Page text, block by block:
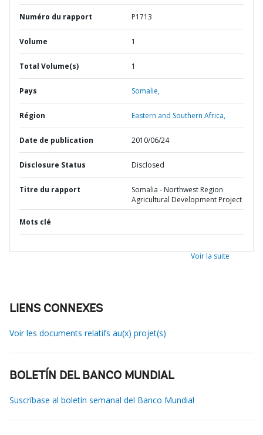
Numéro du rapport P1713
Volume 1
Total Volume(s) 1
Pays Somalie,
Région Eastern and Southern Africa,
Date de publication 2010/06/24
Disclosure Status Disclosed
Titre du rapport
Somalia - Northwest Region
Agricultural Development Project
Mots clé
Voir la suite
LIENS CONNEXES
Voir les documents relatifs au(x) projet(s)
BOLETÍN DEL BANCO MUNDIAL
Suscríbase al boletín semanal del Banco Mundial